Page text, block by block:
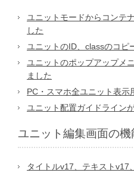
ユニットモードからコンテ
した
ユニットのID、classのコピ
ユニットのポップアップメ
ました
PC・スマホ全ユニット表示
ユニット配置ガイドライン
ユニット編集画面の
タイトルv17、テキストv17